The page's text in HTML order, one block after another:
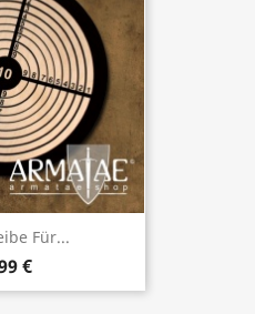
Für...
€